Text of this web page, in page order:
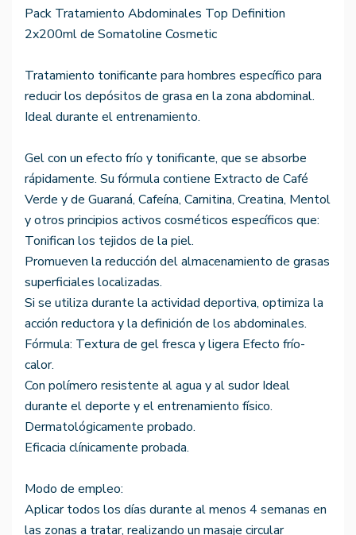
Pack Tratamiento Abdominales Top Definition
2x200ml de Somatoline Cosmetic
Tratamiento tonificante para hombres específico para
reducir los depósitos de grasa en la zona abdominal.
Ideal durante el entrenamiento.
Gel con un efecto frío y tonificante, que se absorbe
rápidamente. Su fórmula contiene Extracto de Café
Verde y de Guaraná, Cafeína, Carnitina, Creatina, Mentol
y otros principios activos cosméticos específicos que:
Tonifican los tejidos de la piel.
Promueven la reducción del almacenamiento de grasas
superficiales localizadas.
Si se utiliza durante la actividad deportiva, optimiza la
acción reductora y la definición de los abdominales.
Fórmula: Textura de gel fresca y ligera Efecto frío-
calor.
Con polímero resistente al agua y al sudor Ideal
durante el deporte y el entrenamiento físico.
Dermatológicamente probado.
Eficacia clínicamente probada.
Modo de empleo:
Aplicar todos los días durante al menos 4 semanas en
las zonas a tratar, realizando un masaje circular